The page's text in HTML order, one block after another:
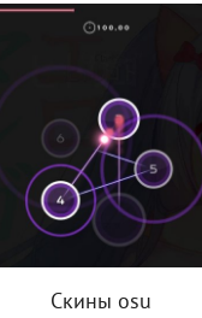
Скины osu